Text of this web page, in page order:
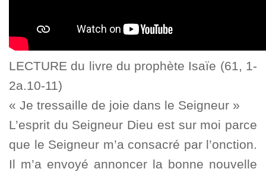
LECTURE du livre du prophète Isaïe (61, 1-
2a.10-11)
« Je tressaille de joie dans le Seigneur »
L’esprit du Seigneur Dieu est sur moi parce
que le Seigneur m’a consacré par l’onction.
Il m’a envoyé annoncer la bonne nouvelle